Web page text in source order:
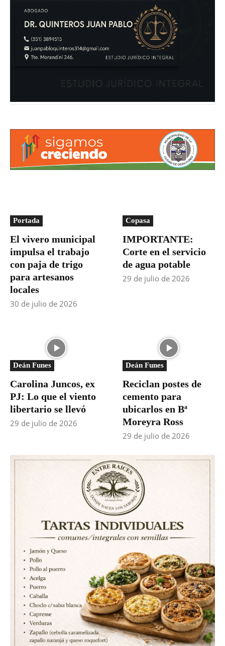
Portada
El vivero municipal
impulsa el trabajo
con paja de trigo
para artesanos
locales
30 de julio de 2026
Copasa
IMPORTANTE:
Corte en el servicio
de agua potable
29 de julio de 2026
Deán Funes
Carolina Juncos, ex
PJ: Lo que el viento
libertario se llevó
29 de julio de 2026
Deán Funes
Reciclan postes de
cemento para
ubicarlos en Bª
Moreyra Ross
29 de julio de 2026